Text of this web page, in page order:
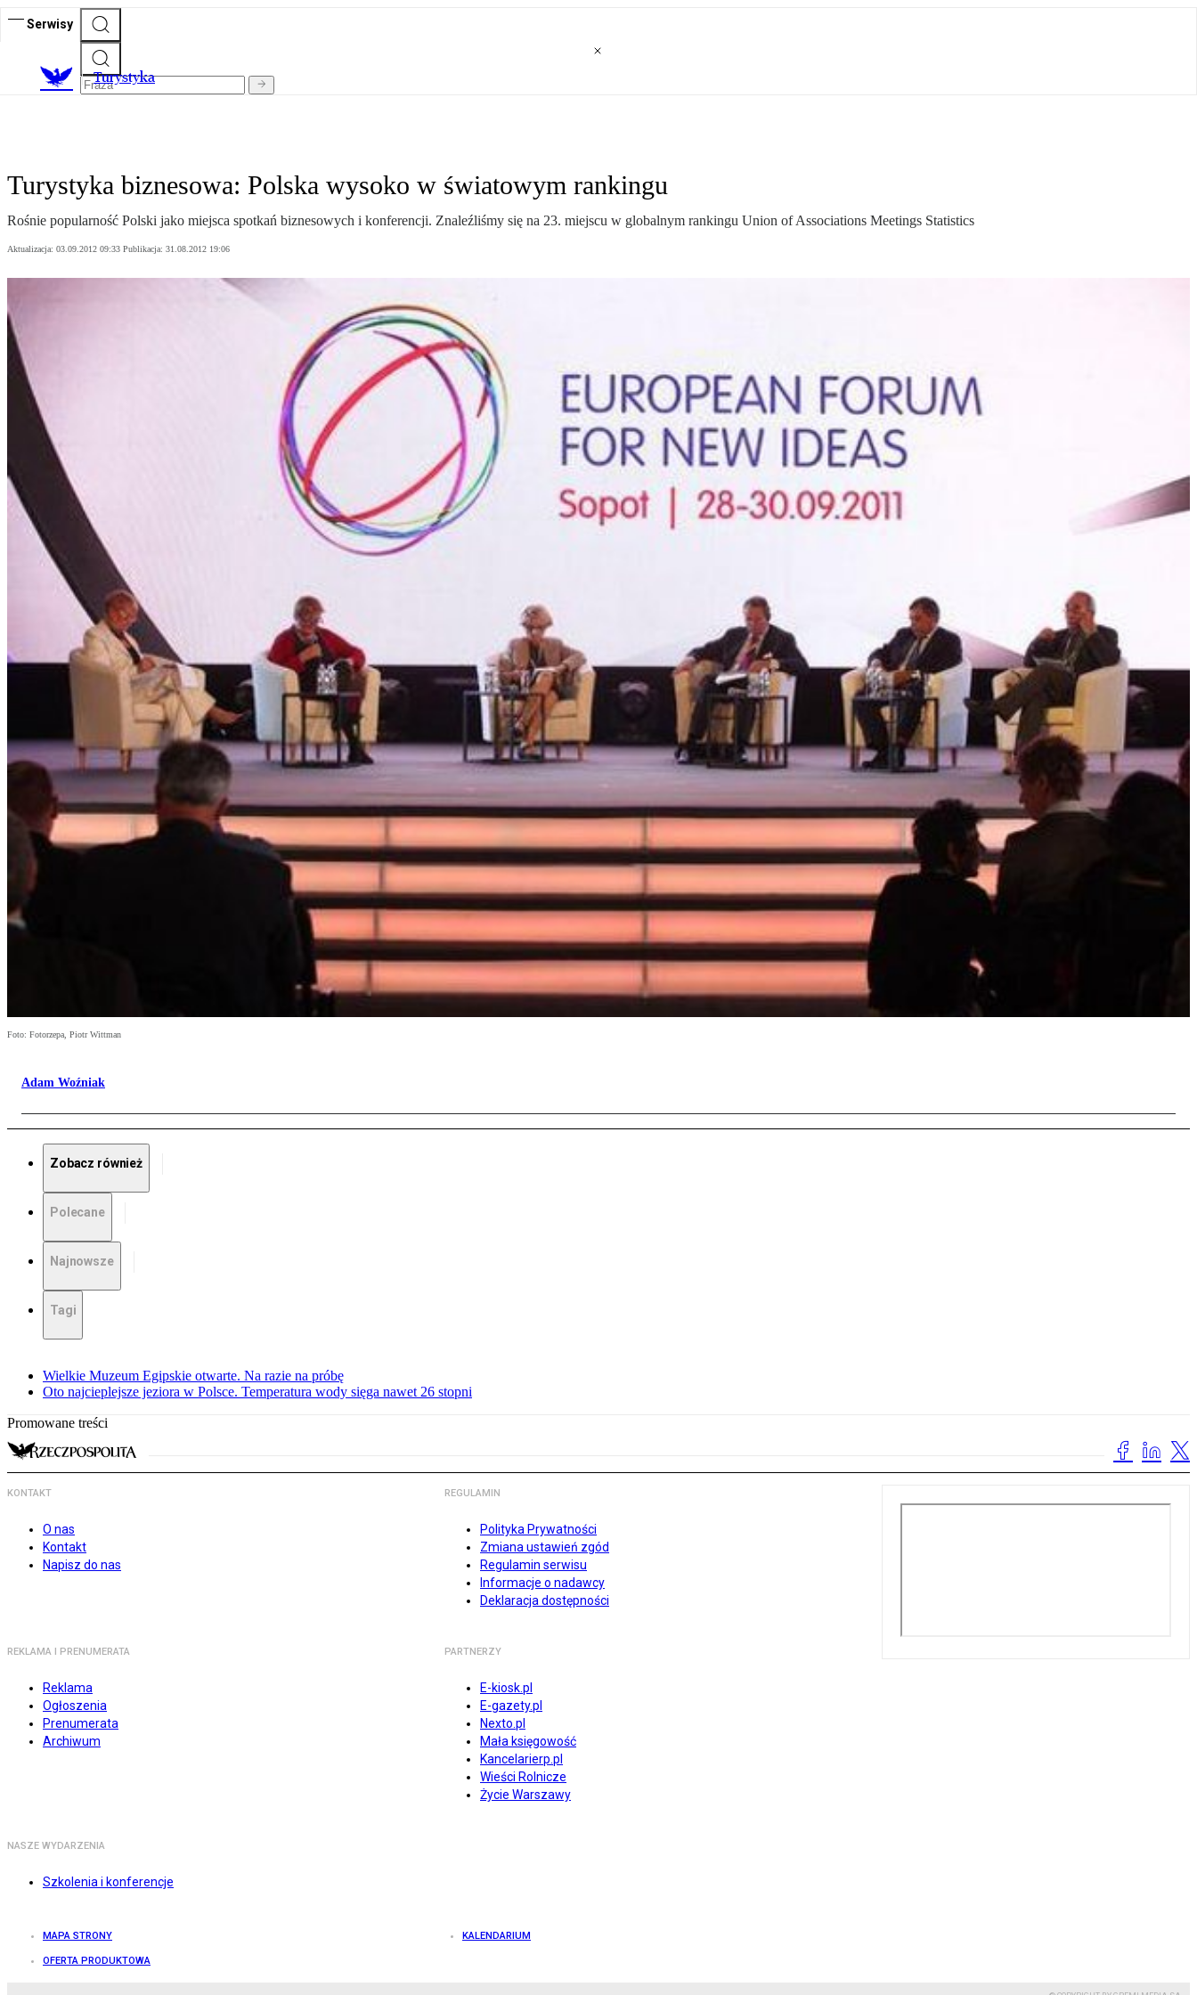
Serwisy
Turystyka
Turystyka biznesowa: Polska wysoko w światowym rankingu
Rośnie popularność Polski jako miejsca spotkań biznesowych i konferencji. Znaleźliśmy się na 23. miejscu w globalnym rankingu Union of Associations Meetings Statistics
Aktualizacja: 03.09.2012 09:33 Publikacja: 31.08.2012 19:06
Foto: Fotorzepa, Piotr Wittman
Adam Woźniak
Zobacz również
Polecane
Najnowsze
Tagi
Wielkie Muzeum Egipskie otwarte. Na razie na próbę
Oto najcieplejsze jeziora w Polsce. Temperatura wody sięga nawet 26 stopni
Promowane treści
KONTAKT
O nas
Kontakt
Napisz do nas
REGULAMIN
Polityka Prywatności
Zmiana ustawień zgód
Regulamin serwisu
Informacje o nadawcy
Deklaracja dostępności
REKLAMA I PRENUMERATA
Reklama
Ogłoszenia
Prenumerata
Archiwum
PARTNERZY
E-kiosk.pl
E-gazety.pl
Nexto.pl
Mała księgowość
Kancelarierp.pl
Wieści Rolnicze
Życie Warszawy
NASZE WYDARZENIA
Szkolenia i konferencje
MAPA STRONY KALENDARIUM
OFERTA PRODUKTOWA